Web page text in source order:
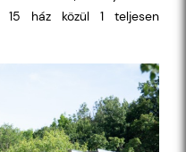
15 ház közül 1 teljesen